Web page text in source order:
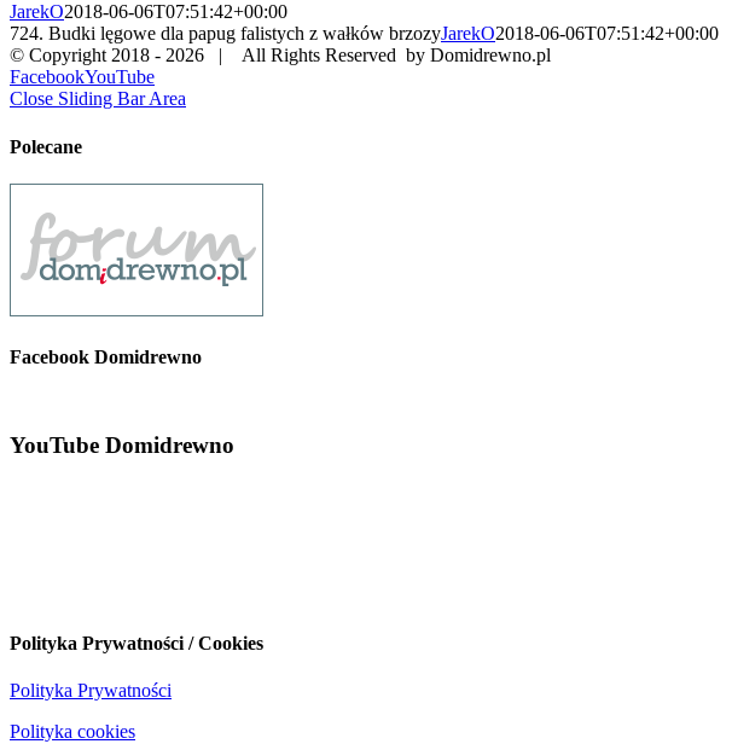
JarekO2018-06-06T07:51:42+00:00
724. Budki lęgowe dla papug falistych z wałków brzozyJarekO2018-06-06T07:51:42+00:00
© Copyright 2018 - 2026 | All Rights Reserved by Domidrewno.pl
FacebookYouTube
Close Sliding Bar Area
Polecane
Facebook Domidrewno
YouTube Domidrewno
Polityka Prywatności / Cookies
Polityka Prywatności
Polityka cookies